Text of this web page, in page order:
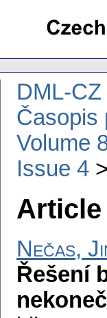
DML-
Časopis
Volume
Issue 4
Article
Nečas,
Řešení